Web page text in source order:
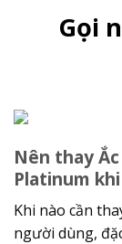
Gọi
Nên thay
Platinum
Khi nào cần
người dùng,